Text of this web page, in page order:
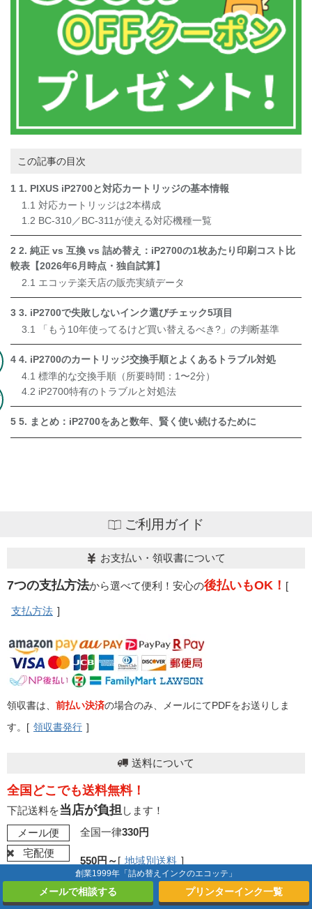
この記事の目次
1 1. PIXUS iP2700と対応カートリッジの基本情報
1.1 対応カートリッジは2本構成
1.2 BC-310／BC-311が使える対応機種一覧
2 2. 純正 vs 互換 vs 詰め替え：iP2700の1枚あたり印刷コスト比
較表【2026年6月時点・独自試算】
2.1 エコッテ楽天店の販売実績データ
3 3. iP2700で失敗しないインク選びチェック5項目
3.1
「もう10年使ってるけど買い替えるべき?」の判断基準
4 4. iP2700のカートリッジ交換手順とよくあるトラブル対処
4.1 標準的な交換手順（所要時間：1〜2分）
4.2 iP2700特有のトラブルと対処法
5 5. まとめ：iP2700をあと数年、賢く使い続けるために
創業1999年「詰め替えインクのエコッテ」
メールで相談する プリンターインク一覧
ご利用ガイド
お支払い・領収書について
7つの支払方法から選べて便利！安心の後払いもOK！ [
支払方法 ]
領収書は、 前払い決済の場合のみ、メールにてPDFをお送りしま
す。[ 領収書発行 ]
送料について
全国どこでも送料無料！
下記送料を当店が負担 します！
メール便
全国一律330円
宅配便
550円～[ 地域別送料 ]
一部単品商品は送料がかかる場合があります。